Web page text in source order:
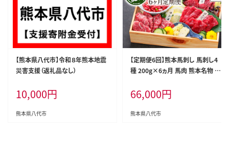
【熊本県八代市】令和８年熊本地震
災害支援（返礼品なし）
10,000円
熊本県八代市
【定期便6回】熊本馬刺し 馬刺し4
種 200g×6ヵ月 馬肉 熊本名物 馬
ース ユッケ 食べ比べ
66,000円
熊本県八代市